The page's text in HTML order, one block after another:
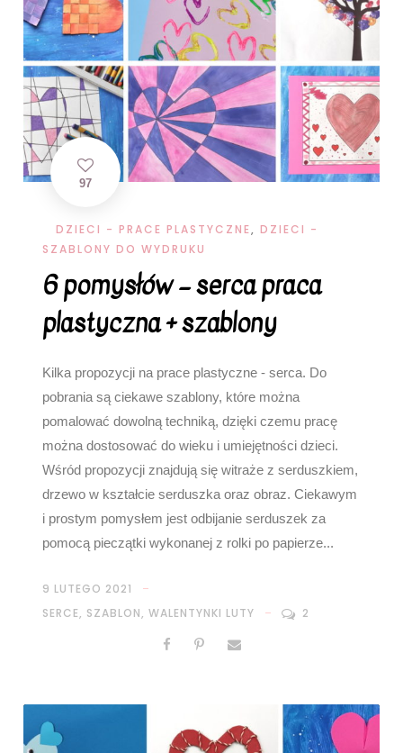
97
DZIECI - PRACE PLASTYCZNE, DZIECI -
SZABLONY DO WYDRUKU
6 pomysłów – serca praca
plastyczna + szablony
Kilka propozycji na prace plastyczne - serca. Do
pobrania są ciekawe szablony, które można
pomalować dowolną techniką, dzięki czemu pracę
można dostosować do wieku i umiejętności dzieci.
Wśród propozycji znajdują się witraże z serduszkiem,
drzewo w kształcie serduszka oraz obraz. Ciekawym
i prostym pomysłem jest odbijanie serduszek za
pomocą pieczątki wykonanej z rolki po papierze...
9 LUTEGO 2021
SERCE, SZABLON, WALENTYNKI LUTY 2